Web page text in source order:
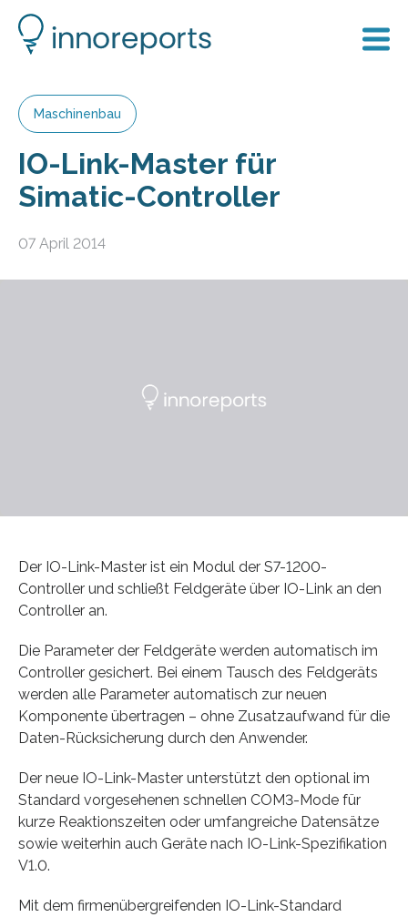
Maschinenbau
IO-Link-Master für
Simatic-Controller
07 April 2014
Der IO-Link-Master ist ein Modul der S7-1200-
Controller und schließt Feldgeräte über IO-Link an den
Controller an.
Die Parameter der Feldgeräte werden automatisch im
Controller gesichert. Bei einem Tausch des Feldgeräts
werden alle Parameter automatisch zur neuen
Komponente übertragen – ohne Zusatzaufwand für die
Daten-Rücksicherung durch den Anwender.
Der neue IO-Link-Master unterstützt den optional im
Standard vorgesehenen schnellen COM3-Mode für
kurze Reaktionszeiten oder umfangreiche Datensätze
sowie weiterhin auch Geräte nach IO-Link-Spezifikation
V1.0.
Mit dem firmenübergreifenden IO-Link-Standard